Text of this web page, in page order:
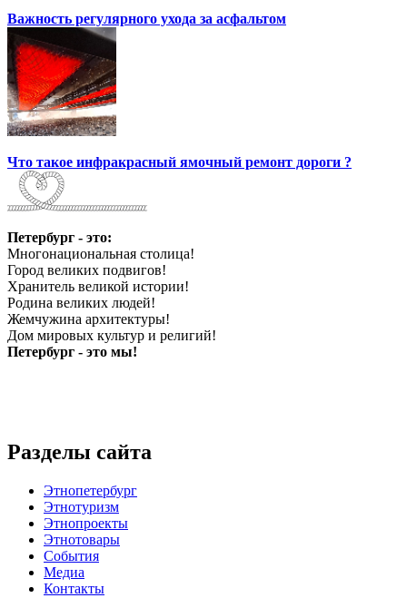
Важность регулярного ухода за асфальтом
Что такое инфракрасный ямочный ремонт дороги ?
Петербург - это:
Многонациональная столица!
Город великих подвигов!
Хранитель великой истории!
Родина великих людей!
Жемчужина архитектуры!
Дом мировых культур и религий!
Петербург - это мы!
Разделы сайта
Этнопетербург
Этнотуризм
Этнопроекты
Этнотовары
События
Медиа
Контакты